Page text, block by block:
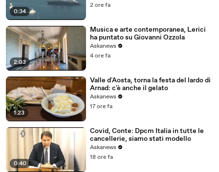
0:34
2 ore fa
2:03
Musica e arte contemporanea, Lerici
ha puntato su Giovanni Ozzola
Askanews
4 ore fa
1:23
Valle d'Aosta, torna la festa del lardo di
Arnad: c'è anche il gelato
Askanews
17 ore fa
0:40
Covid, Conte: Dpcm Italia in tutte le
cancellerie, siamo stati modello
Askanews
18 ore fa